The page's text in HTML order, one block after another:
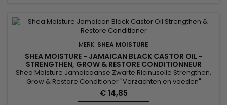
MERK: SHEA MOISTURE
SHEA MOISTURE - JAMAICAN BLACK CASTOR OIL -
STRENGTHEN, GROW & RESTORE CONDITIONNEUR
Shea Moisture Jamaicaanse Zwarte Ricinusolie Strengthen,
Grow & Restore Conditioner "Verzachten en voeden"
NATUURLIJK, CHEMISCH VERWERKT OF VERWARMD GESTILEERD
HAAR Een versterkende conditioner die het vocht ontwart en
€ 14,85